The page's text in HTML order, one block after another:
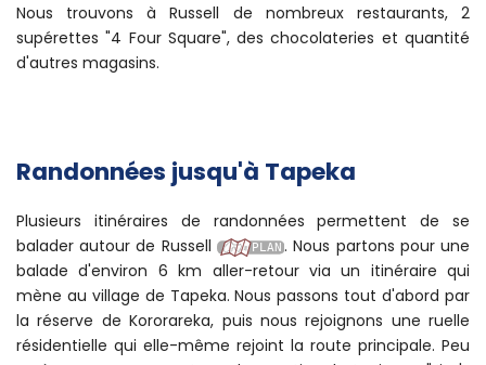
Nous trouvons à Russell de nombreux restaurants, 2
supérettes "4 Four Square", des chocolateries et quantité
d'autres magasins.
Randonnées jusqu'à Tapeka
Plusieurs itinéraires de randonnées permettent de se
balader autour de Russell
. Nous partons pour une
balade d'environ 6 km aller-retour via un itinéraire qui
mène au village de Tapeka. Nous passons tout d'abord par
la réserve de Kororareka, puis nous rejoignons une ruelle
résidentielle qui elle-même rejoint la route principale. Peu